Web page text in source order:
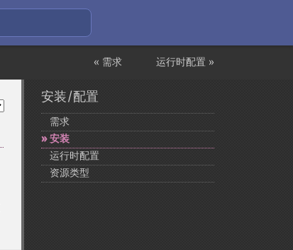
运行时配置 »
« 需求
安装/配置
需求
安装
运行时配置
资源类型